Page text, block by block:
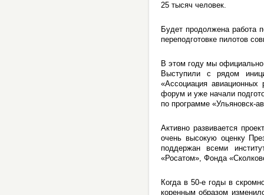
25 тысяч человек.
Будет продолжена работа
переподготовке пилотов
В этом году мы официально
Выступили с рядом
«Ассоциация
форум и уже начали
по программе «Ульяновск-
Активно развивается
очень высокую оценку
поддержан всеми
«Росатом», Фонда
Когда в 50-е годы в
коренным образом